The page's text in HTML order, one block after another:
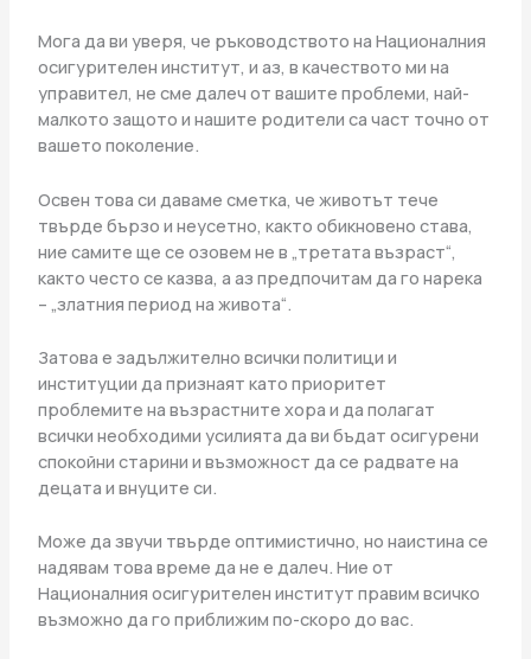
Мога да ви уверя, че ръководството на Националния
осигурителен институт, и аз, в качеството ми на
управител, не сме далеч от вашите проблеми, най-
малкото защото и нашите родители са част точно от
вашето поколение.
Освен това си даваме сметка, че животът тече
твърде бързо и неусетно, както обикновено става,
ние самите ще се озовем не в „третата възраст“,
както често се казва, а аз предпочитам да го нарека
– „златния период на живота“.
Затова е задължително всички политици и
институции да признаят като приоритет
проблемите на възрастните хора и да полагат
всички необходими усилията да ви бъдат осигурени
спокойни старини и възможност да се радвате на
децата и внуците си.
Може да звучи твърде оптимистично, но наистина се
надявам това време да не е далеч. Ние от
Националния осигурителен институт правим всичко
възможно да го приближим по-скоро до вас.